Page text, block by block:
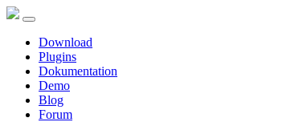
Download
Plugins
Dokumentation
Demo
Blog
Forum